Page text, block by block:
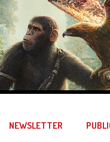
NEWSLETTER